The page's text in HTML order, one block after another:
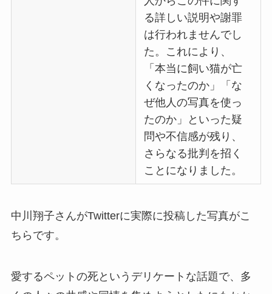
る詳しい説明や謝罪
は行われませんでし
た。これにより、
「本当に飼い猫が亡
くなったのか」「な
ぜ他人の写真を使っ
たのか」といった疑
問や不信感が残り、
さらなる批判を招く
ことになりました。
中川翔子さんがTwitterに実際に投稿した写真がこ
ちらです。
愛するペットの死というデリケートな話題で、多